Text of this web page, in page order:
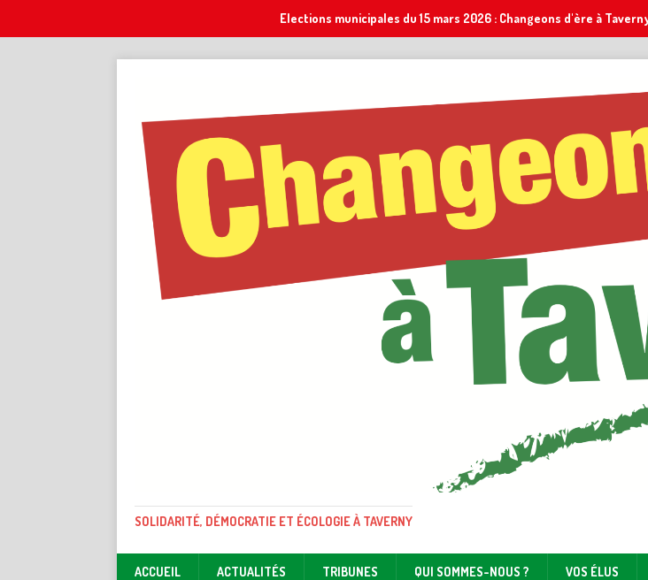
Elections municipales du 15 mars 2026 : Changeons d'ère à
SOLIDARITÉ, DÉMOCRATIE ET ÉCOLOGIE À TAVERNY
ACCUEIL ACTUALITÉS TRIBUNES QUI SOMMES-NOUS ? VOS ÉLUS